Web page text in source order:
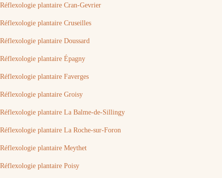
Réflexologie plantaire Cran-Gevrier
Réflexologie plantaire Cruseilles
Réflexologie plantaire Doussard
Réflexologie plantaire Épagny
Réflexologie plantaire Faverges
Réflexologie plantaire Groisy
Réflexologie plantaire La Balme-de-Sillingy
Réflexologie plantaire La Roche-sur-Foron
Réflexologie plantaire Meythet
Réflexologie plantaire Poisy